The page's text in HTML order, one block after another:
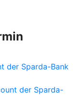
der Sparda-Bank
der Sparda-